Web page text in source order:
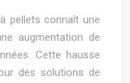
pellets connaît une
augmentation de
Cette hausse
des solutions de